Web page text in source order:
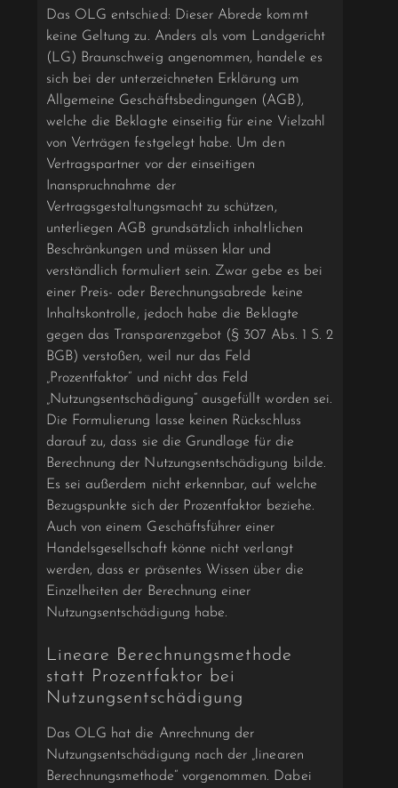
Das OLG entschied: Dieser Abrede kommt
keine Geltung zu. Anders als vom Landgericht
(LG) Braunschweig angenommen, handele es
sich bei der unterzeichneten Erklärung um
Allgemeine Geschäftsbedingungen (AGB),
welche die Beklagte einseitig für eine Vielzahl
von Verträgen festgelegt habe. Um den
Vertragspartner vor der einseitigen
Inanspruchnahme der
Vertragsgestaltungsmacht zu schützen,
unterliegen AGB grundsätzlich inhaltlichen
Beschränkungen und müssen klar und
verständlich formuliert sein. Zwar gebe es bei
einer Preis- oder Berechnungsabrede keine
Inhaltskontrolle, jedoch habe die Beklagte
gegen das Transparenzgebot (§ 307 Abs. 1 S. 2
BGB) verstoßen, weil nur das Feld
„Prozentfaktor“ und nicht das Feld
„Nutzungsentschädigung“ ausgefüllt worden sei.
Die Formulierung lasse keinen Rückschluss
darauf zu, dass sie die Grundlage für die
Berechnung der Nutzungsentschädigung bilde.
Es sei außerdem nicht erkennbar, auf welche
Bezugspunkte sich der Prozentfaktor beziehe.
Auch von einem Geschäftsführer einer
Handelsgesellschaft könne nicht verlangt
werden, dass er präsentes Wissen über die
Einzelheiten der Berechnung einer
Nutzungsentschädigung habe.
Lineare Berechnungsmethode
statt Prozentfaktor bei
Nutzungsentschädigung
Das OLG hat die Anrechnung der
Nutzungsentschädigung nach der „linearen
Berechnungsmethode“ vorgenommen. Dabei